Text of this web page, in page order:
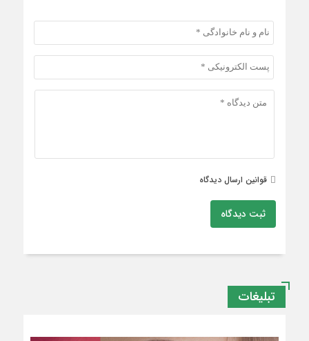
قوانین ارسال دیدگاه
ثبت دیدگاه
تبلیغات